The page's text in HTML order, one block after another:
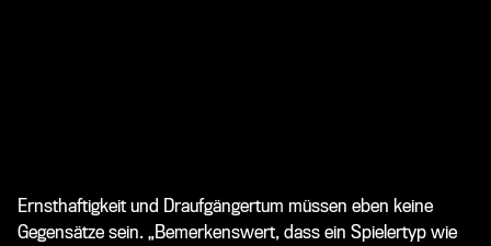
Ernsthaftigkeit und Draufgängertum müssen eben keine
Gegensätze sein. „Bemerkenswert, dass ein Spielertyp wie